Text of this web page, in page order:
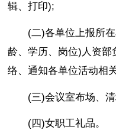
辑、打印);
(二)各单位上报所
龄、学历、岗位)人资部
络、通知各单位活动相
(三)会议室布场、
(四)女职工礼品。